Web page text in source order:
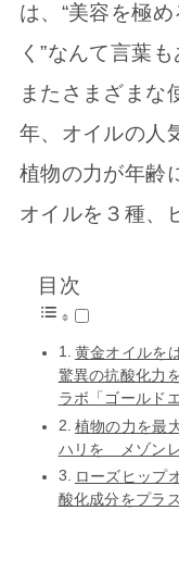
は、“美容を極
く”なんて言葉
またさまざまな
年、オイルの人
植物の力が年齢
オイルを３種、
目次
黄金オイルを
驚異の抗酸化力
ラボ「ゴールド
植物の力を最
ハリを メゾンレ
ローズヒップ
酸化成分をプラ